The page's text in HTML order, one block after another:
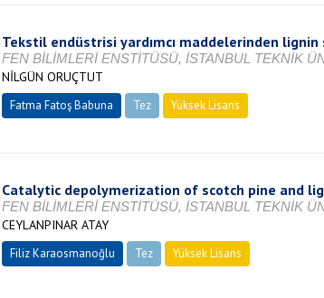
Tekstil endüstrisi yardımcı maddelerinden
FEN BİLİMLERİ ENSTİTÜSÜ, İSTANBUL TEKNİK
NİLGÜN ORUÇTUT
Fatma Fatoş Babuna Tez Yüksek Lisans
Catalytic depolymerization of scotch pine and
FEN BİLİMLERİ ENSTİTÜSÜ, İSTANBUL TEKNİK
CEYLANPINAR ATAY
Filiz Karaosmanoğlu Tez Yüksek Lisans